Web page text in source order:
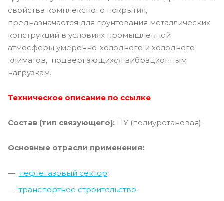
свойства комплексного покрытия,
предназначается для грунтования металлических
конструкций в условиях промышленной
атмосферы умеренно-холодного и холодного
климатов, подвергающихся вибрационным
нагрузкам.
Техническое описание по ссылке
Состав (тип связующего): ПУ (полиуретановая).
Основные отрасли применения:
нефтегазовый сектор;
транспортное строительство;